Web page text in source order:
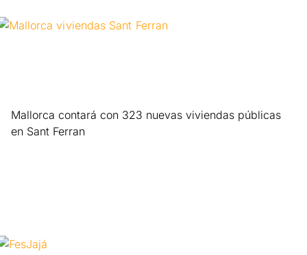
Mallorca contará con 323 nuevas viviendas públicas
en Sant Ferran